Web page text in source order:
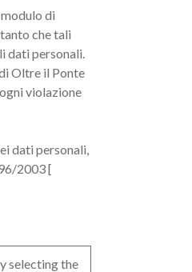
di
che tali
dati personali.
Oltre il Ponte
violazione
dati personali,
2003 [
selecting the